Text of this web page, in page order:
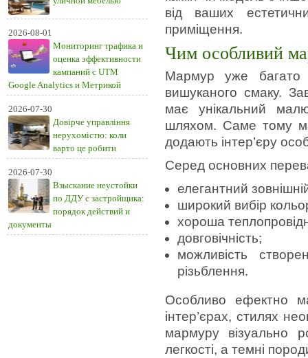
2026-08-01
Мониторинг трафика и
оценка эффективности
кампаний с UTM
Google Analytics и Метрикой
2026-07-30
Довірче управління
нерухомістю: коли
варто це робити
2026-07-30
Взыскание неустойки
по ДДУ с застройщика:
порядок действий и
документы
від ваших
приміщення.
Чим особливий
Мармур уже багато
вишуканого смаку.
має унікальний
шляхом. Саме тому
додають інтер’єру
Серед основних
елегантний
широкий вибір
хороша
довговічність;
можливість
різьблення.
Особливо ефектно
інтер’єрах, стилях
мармуру візуально
легкості, а темні